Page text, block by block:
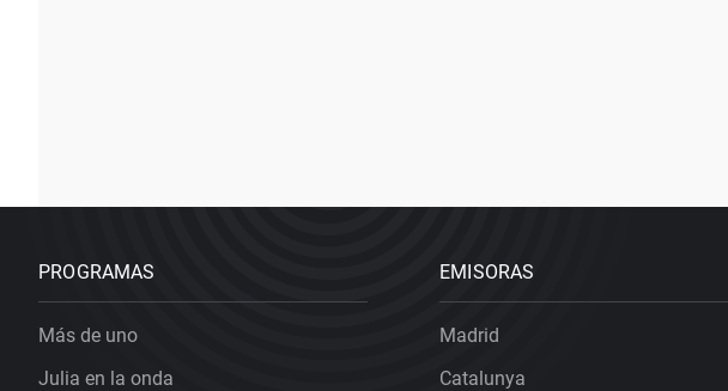
PROGRAMAS
Más de uno
Julia en la onda
EMISORAS
Madrid
Catalunya